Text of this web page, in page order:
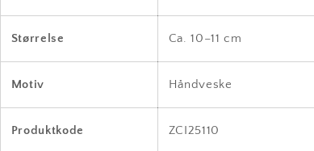
Størrelse Ca. 10–11 cm
Motiv Håndveske
Produktkode ZCI25110